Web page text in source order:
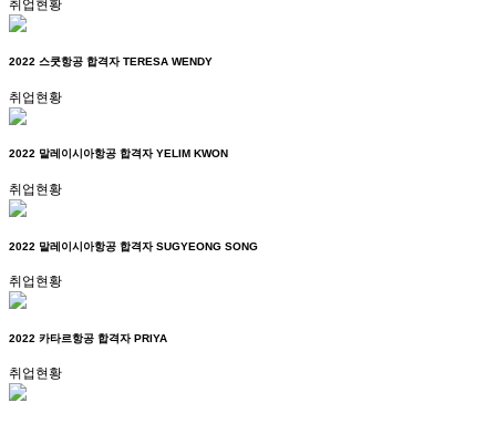
취업현황
2022 스쿳항공 합격자 TERESA WENDY
취업현황
2022 말레이시아항공 합격자 YELIM KWON
취업현황
2022 말레이시아항공 합격자 SUGYEONG SONG
취업현황
2022 카타르항공 합격자 PRIYA
취업현황